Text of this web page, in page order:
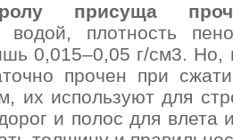
присуща
плотность
0,015–0,05 г/см3. Но,
прочен при
их используют для
и полос для влета